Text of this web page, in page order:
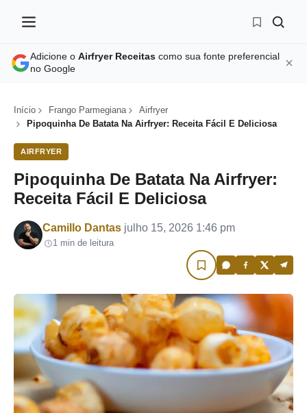
Adicione o Airfryer Receitas como sua fonte preferencial
no Google
Início Frango Parmegiana
Airfryer
Pipoquinha De Batata Na Airfryer: Receita Fácil E Deliciosa
AIRFRYER
Pipoquinha De Batata Na Airfryer:
Receita Fácil E Deliciosa
Por
Camillo Dantas julho 15, 2026 1:46 pm
1 min de leitura